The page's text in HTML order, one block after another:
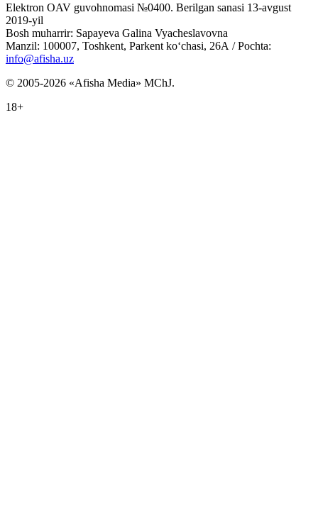
Elektron OAV guvohnomasi №0400. Berilgan sanasi 13-avgust
2019-yil
Bosh muharrir: Sapayeva Galina Vyacheslavovna
Manzil: 100007, Toshkent, Parkent ko‘chasi, 26А / Pochta:
info@afisha.uz
© 2005-2026 «Afisha Media» MChJ.
18+